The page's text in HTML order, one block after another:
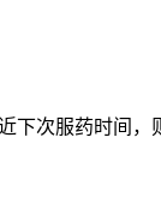
次服药时间，